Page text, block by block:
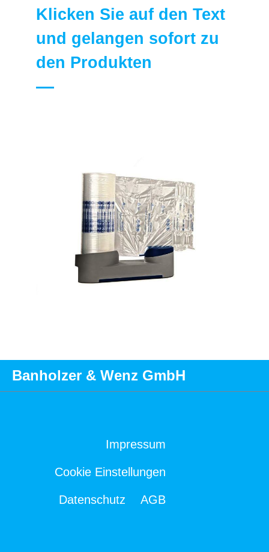
Klicken Sie auf den Text
und gelangen sofort zu
den Produkten
Banholzer & Wenz GmbH
Impressum
Cookie Einstellungen
Datenschutz AGB